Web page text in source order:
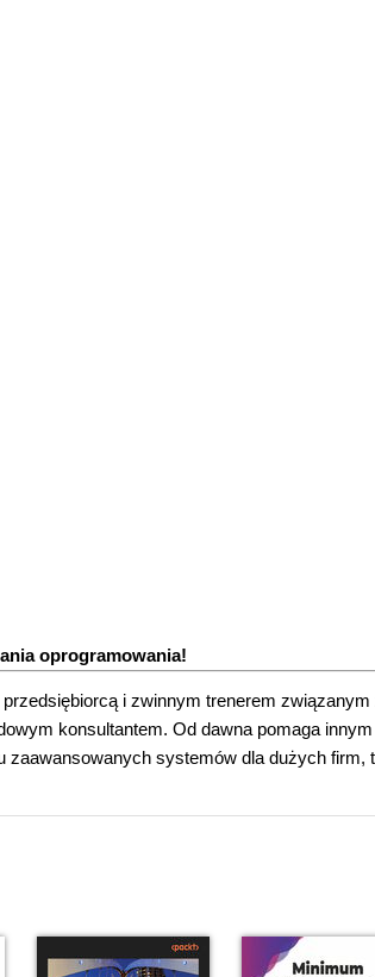
oprogramowania!
i zwinnym trenerem związanym
konsultantem. Od dawna pomaga innym
zaawansowanych systemów dla dużych firm,